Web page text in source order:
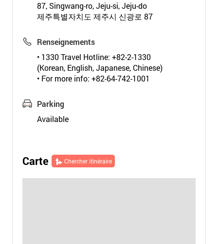
87, Singwang-ro, Jeju-si, Jeju-do
제주특별자치도 제주시 신광로 87
Renseignements
• 1330 Travel Hotline: +82-2-1330
(Korean, English, Japanese, Chinese)
• For more info: +82-64-742-1001
Parking
Available
Carte Chercher itinéraire